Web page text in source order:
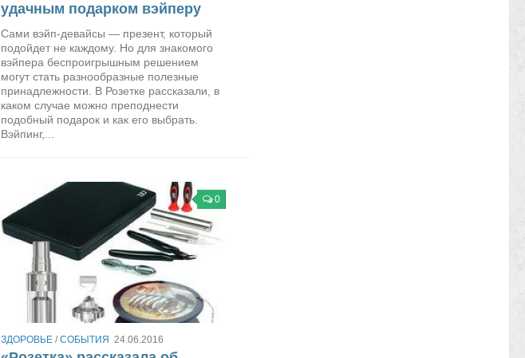
удачным подарком вэйперу
Сами вэйп-девайсы — презент, который
подойдет не каждому. Но для знакомого
вэйпера беспроигрышным решением
могут стать разнообразные полезные
принадлежности. В Розетке рассказали, в
каком случае можно преподнести
подобный подарок и как его выбрать.
Вэйпинг,...
0
ЗДОРОВЬЕ /СОБЫТИЯ 24.06.2016